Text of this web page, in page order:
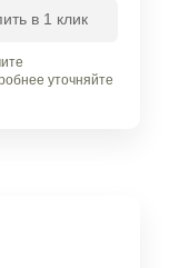
в 1 клик
уточняйте